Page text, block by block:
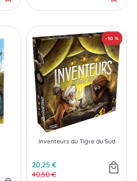
NOUVEAU
Inventeurs du Tigre du Sud
20,25 €
40,50 €